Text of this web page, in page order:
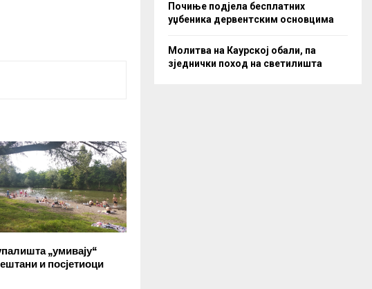
„умивају“
и посјетиоци
Почиње подјела бесплатних
уџбеника дервентским основцима
Молитва на Каурској обали, па
зједнички поход на светилишта